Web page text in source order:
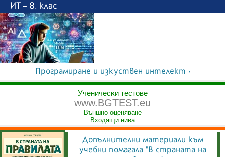
ИТ – 8. клас
Програмиране и изкуствен интелект ›
Ученически тестове
www.BGTEST.eu
Външно оценяване
Входящи нива
Допълнителни материали към
учебни помагала "В страната на